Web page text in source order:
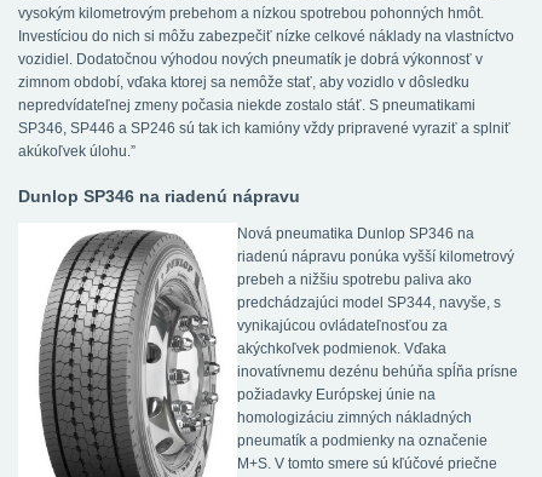
vysokým kilometrovým prebehom a nízkou spotrebou pohonných hmôt.
Investíciou do nich si môžu zabezpečiť nízke celkové náklady na vlastníctvo
vozidiel. Dodatočnou výhodou nových pneumatík je dobrá výkonnosť v
zimnom období, vďaka ktorej sa nemôže stať, aby vozidlo v dôsledku
nepredvídateľnej zmeny počasia niekde zostalo stáť. S pneumatikami
SP346, SP446 a SP246 sú tak ich kamióny vždy pripravené vyraziť a splniť
akúkoľvek úlohu.”
Dunlop SP346 na riadenú nápravu
Nová pneumatika Dunlop SP346 na
riadenú nápravu ponúka vyšší kilometrový
prebeh a nižšiu spotrebu paliva ako
predchádzajúci model SP344, navyše, s
vynikajúcou ovládateľnosťou za
akýchkoľvek podmienok. Vďaka
inovatívnemu dezénu behúňa spĺňa prísne
požiadavky Európskej únie na
homologizáciu zimných nákladných
pneumatík a podmienky na označenie
M+S. V tomto smere sú kľúčové priečne